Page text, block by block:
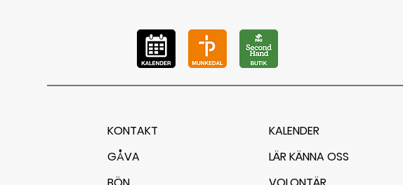
KONTAKT
GÅVA
KALENDER
LÄR KÄNNA OSS